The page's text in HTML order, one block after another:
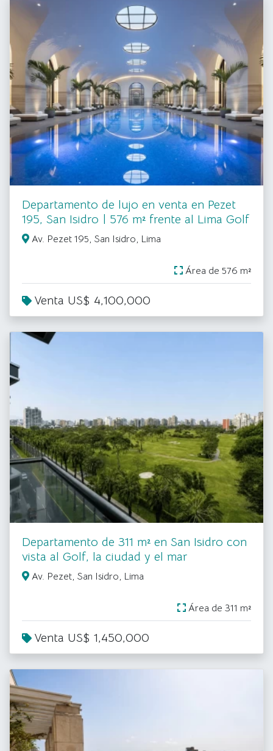
Departamento de lujo en venta en Pezet
195, San Isidro | 576 m² frente al Lima Golf
Av. Pezet 195, San Isidro, Lima
Área de 576 m²
Venta US$ 4,100,000
Departamento de 311 m² en San Isidro con
vista al Golf, la ciudad y el mar
Av. Pezet, San Isidro, Lima
Área de 311 m²
Venta US$ 1,450,000